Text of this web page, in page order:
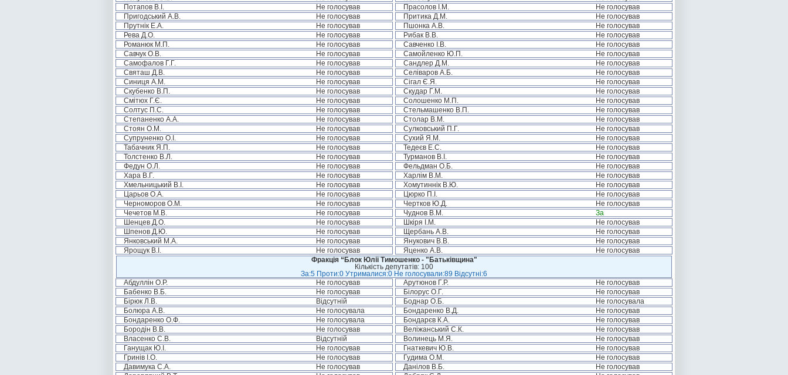
Потапов В.І.
Не голосував Прасолов І.М.
Не голосував
Пригодський А.В.
Не голосував Притика Д.М.
Не голосував
Прутнік Е.А.
Не голосував Пшонка А.В.
Не голосував
Рева Д.О.
Не голосував Рибак В.В.
Не голосував
Романюк М.П.
Не голосував Савченко І.В.
Не голосував
Савчук О.В.
Не голосував Самойленко Ю.П.
Не голосував
Самофалов Г.Г.
Не голосував Сандлер Д.М.
Не голосував
Святаш Д.В.
Не голосував Селіваров А.Б.
Не голосував
Синиця А.М.
Не голосував Сігал Є.Я.
Не голосував
Скубенко В.П.
Не голосував Скудар Г.М.
Не голосував
Смітюх Г.Є.
Не голосував Солошенко М.П.
Не голосував
Солтус П.С.
Не голосував Стельмашенко В.П.
Не голосував
Степаненко А.А.
Не голосував Столар В.М.
Не голосував
Стоян О.М.
Не голосував Сулковський П.Г.
Не голосував
Супруненко О.І.
Не голосував Сухий Я.М.
Не голосував
Табачник Я.П.
Не голосував Тедеєв Е.С.
Не голосував
Толстенко В.Л.
Не голосував Турманов В.І.
Не голосував
Федун О.Л.
Не голосував Фельдман О.Б.
Не голосував
Хара В.Г.
Не голосував Харлім В.М.
Не голосував
Хмельницький В.І.
Не голосував Хомутиннік В.Ю.
Не голосував
Царьов О.А.
Не голосував Цюрко П.І.
Не голосував
Черноморов О.М.
Не голосував Чертков Ю.Д.
Не голосував
Чечетов М.В.
Не голосував Чуднов В.М.
За
Шенцев Д.О.
Не голосував Шкіря І.М.
Не голосував
Шпенов Д.Ю.
Не голосував Щербань А.В.
Не голосував
Янковський М.А.
Не голосував Янукович В.В.
Не голосував
Ярощук В.І.
Не голосував Яценко А.В.
Не голосував
Фракція “Блок Юлії Тимошенко - "Батьківщина"
Кількість депутатів: 100
За:5 Проти:0 Утрималися:0 Не голосували:89 Відсутні:6
Абдуллін О.Р.
Не голосував Арутюнов Г.Р.
Не голосував
Бабенко В.Б.
Не голосував Білорус О.Г.
Не голосував
Бірюк Л.В.
Відсутній Боднар О.Б.
Не голосувала
Болюра А.В.
Не голосувала Бондаренко В.Д.
Не голосував
Бондаренко О.Ф.
Не голосувала Бондарєв К.А.
Не голосував
Бородін В.В.
Не голосував Веліжанський С.К.
Не голосував
Власенко С.В.
Відсутній Волинець М.Я.
Не голосував
Ганущак Ю.І.
Не голосував Гнаткевич Ю.В.
Не голосував
Гринів І.О.
Не голосував Гудима О.М.
Не голосував
Давимука С.А.
Не голосував Данілов В.Б.
Не голосував